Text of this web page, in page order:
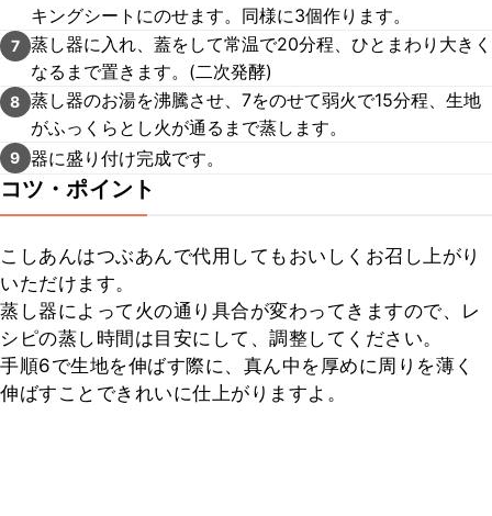
キングシートにのせます。同様に3個作ります。
7 蒸し器に入れ、蓋をして常温で20分程、ひとまわり大きく
なるまで置きます。(二次発酵)
8 蒸し器のお湯を沸騰させ、7をのせて弱火で15分程、生地
がふっくらとし火が通るまで蒸します。
9 器に盛り付け完成です。
コツ・ポイント
こしあんはつぶあんで代用してもおいしくお召し上がり
いただけます。
蒸し器によって火の通り具合が変わってきますので、レ
シピの蒸し時間は目安にして、調整してください。
手順6で生地を伸ばす際に、真ん中を厚めに周りを薄く
伸ばすことできれいに仕上がりますよ。